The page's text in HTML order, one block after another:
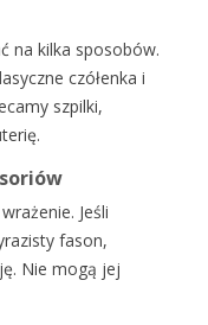
na kilka sposobów.
czółenka i
szpilki,
Jeśli
fason,
Nie mogą jej